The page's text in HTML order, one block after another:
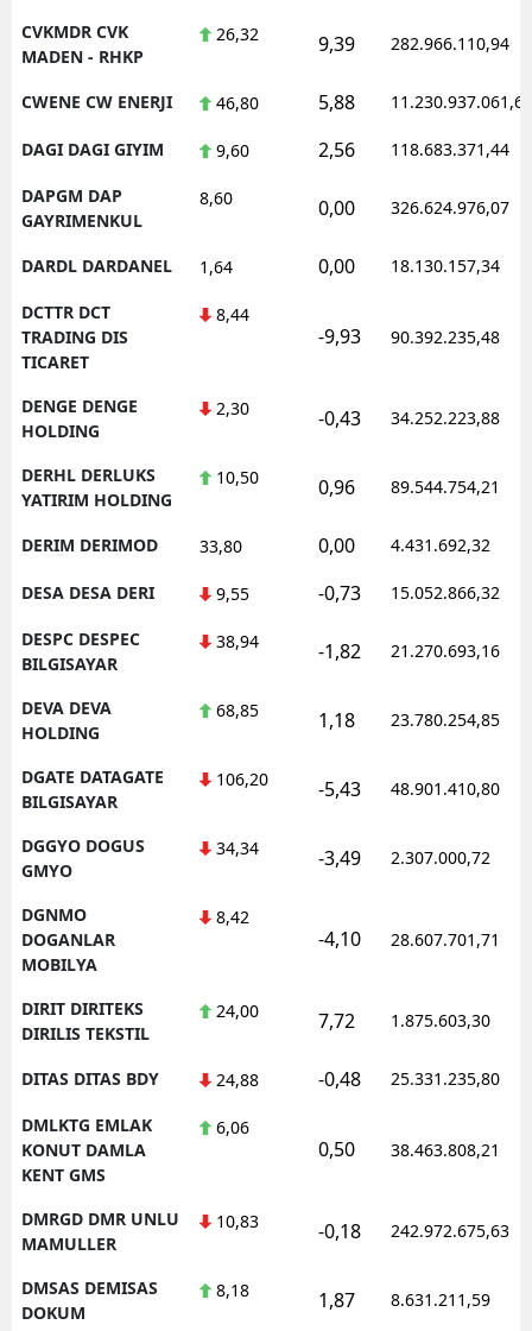
CVKMDR CVK
MADEN - RHKP
26,32 9,39 282.966.110,94
CWENE CW ENERJI 46,80 5,88 11.230.937.061,62
DAGI DAGI GIYIM 9,60 2,56 118.683.371,44
DAPGM DAP
GAYRIMENKUL
8,60 0,00 326.624.976,07
DARDL DARDANEL 1,64 0,00 18.130.157,34
DCTTR DCT
TRADING DIS
TICARET
8,44
-9,93 90.392.235,48
DENGE DENGE
HOLDING
2,30 -0,43 34.252.223,88
DERHL DERLUKS
YATIRIM HOLDING
10,50 0,96 89.544.754,21
DERIM DERIMOD 33,80 0,00 4.431.692,32
DESA DESA DERI 9,55 -0,73 15.052.866,32
DESPC DESPEC
BILGISAYAR
38,94 -1,82 21.270.693,16
DEVA DEVA
HOLDING
68,85 1,18 23.780.254,85
DGATE DATAGATE
BILGISAYAR
106,20 -5,43 48.901.410,80
DGGYO DOGUS
GMYO
34,34 -3,49 2.307.000,72
DGNMO
DOGANLAR
MOBILYA
8,42
-4,10 28.607.701,71
DIRIT DIRITEKS
DIRILIS TEKSTIL
24,00 7,72 1.875.603,30
DITAS DITAS BDY 24,88 -0,48 25.331.235,80
DMLKTG EMLAK
KONUT DAMLA
KENT GMS
6,06
0,50 38.463.808,21
DMRGD DMR UNLU
MAMULLER
10,83 -0,18 242.972.675,63
DMSAS DEMISAS
DOKUM
8,18 1,87 8.631.211,59